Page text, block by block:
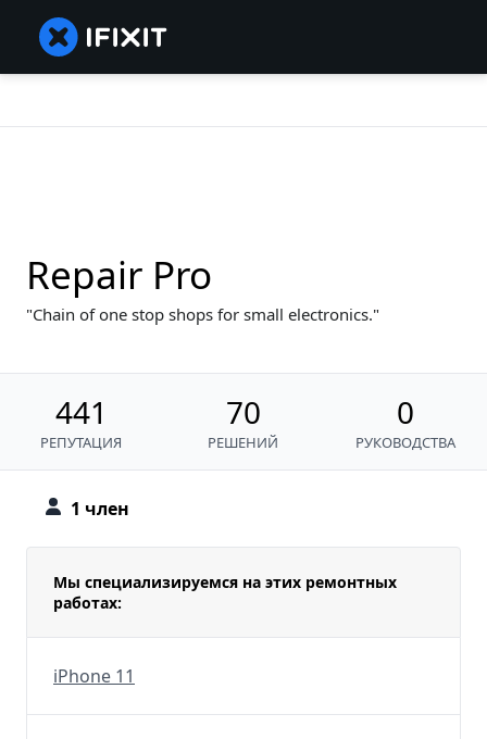
1 член
Repair Pro
Chain of one stop shops for small electronics.
441
РЕПУТАЦИЯ
70
РЕШЕНИЙ
0
РУКОВОДСТВА
Мы специализируемся на этих ремонтных
работах:
iPhone 11